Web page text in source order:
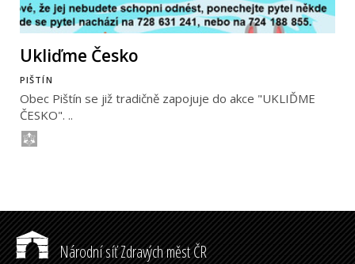
Ukliďme Česko
PIŠTÍN
Obec Pištín se již tradičně zapojuje do akce "UKLIĎME
ČESKO". ..
Národní síť Zdravých měst ČR